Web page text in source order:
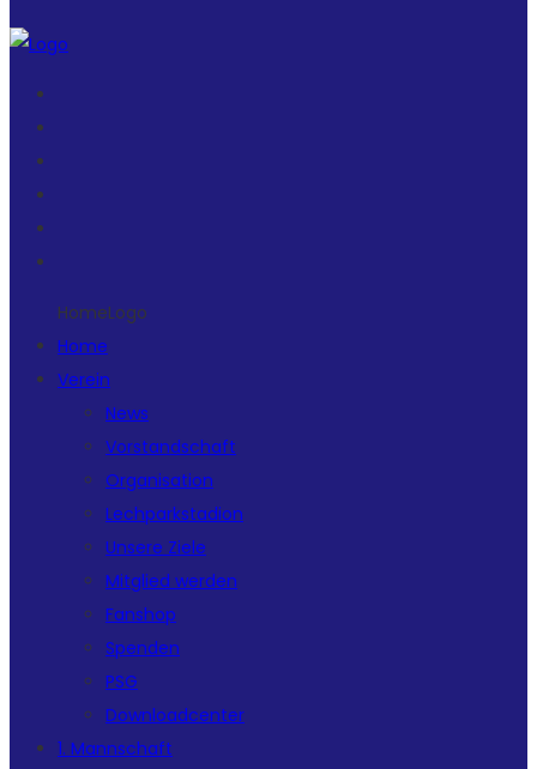
HomeLogo
Home
Verein
News
Vorstandschaft
Organisation
Lechparkstadion
Unsere Ziele
Mitglied werden
Fanshop
Spenden
PSG
Downloadcenter
1. Mannschaft